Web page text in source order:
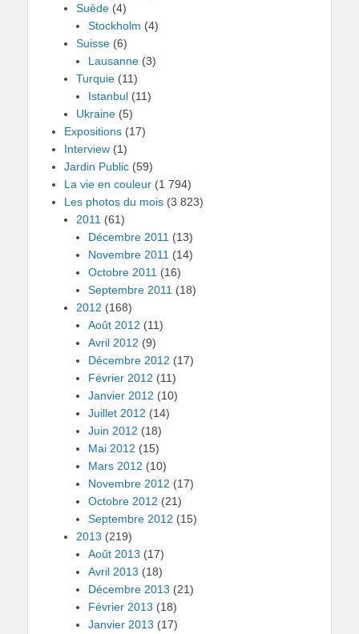
Suède (4)
Stockholm (4)
Suisse (6)
Lausanne (3)
Turquie (11)
Istanbul (11)
Ukraine (5)
Expositions (17)
Interview (1)
Jardin Public (59)
La vie en couleur (1 794)
Les photos du mois (3 823)
2011 (61)
Décembre 2011 (13)
Novembre 2011 (14)
Octobre 2011 (16)
Septembre 2011 (18)
2012 (168)
Août 2012 (11)
Avril 2012 (9)
Décembre 2012 (17)
Février 2012 (11)
Janvier 2012 (10)
Juillet 2012 (14)
Juin 2012 (18)
Mai 2012 (15)
Mars 2012 (10)
Novembre 2012 (17)
Octobre 2012 (21)
Septembre 2012 (15)
2013 (219)
Août 2013 (17)
Avril 2013 (18)
Décembre 2013 (21)
Février 2013 (18)
Janvier 2013 (17)